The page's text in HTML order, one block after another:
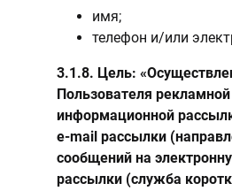
имя;
телефон и/или
3.1.8. Цель:
Пользователя
информационной
e-mail рассылки
сообщений на
рассылки (служба